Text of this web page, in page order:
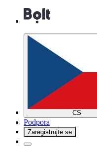
CS
Podpora
Zaregistrujte se